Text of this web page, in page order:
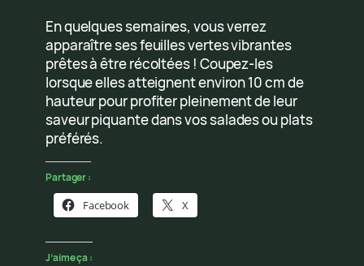
En quelques semaines, vous verrez
apparaître ses feuilles vertes vibrantes
prêtes à être récoltées ! Coupez-les
lorsque elles atteignent environ 10 cm de
hauteur pour profiter pleinement de leur
saveur piquante dans vos salades ou plats
préférés.
Partager :
Facebook X
J’aime ça :